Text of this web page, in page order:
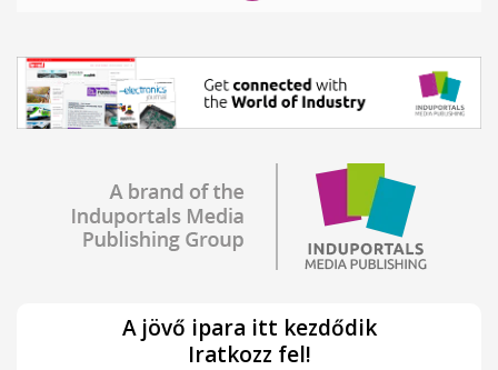
A jövő ipara itt kezdődik
Iratkozz fel!